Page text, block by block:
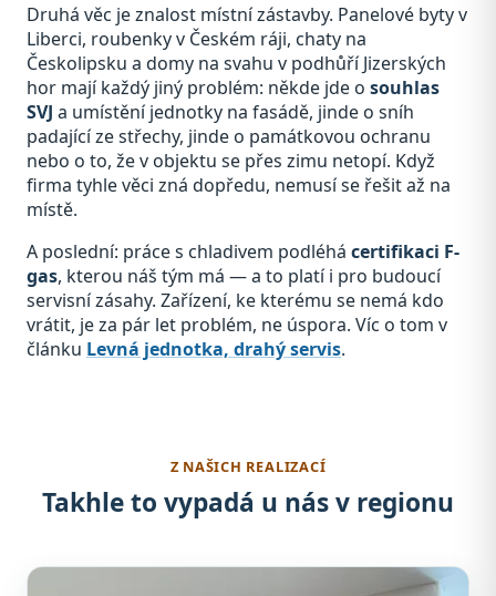
Druhá věc je znalost místní zástavby. Panelové byty v
Liberci, roubenky v Českém ráji, chaty na
Českolipsku a domy na svahu v podhůří Jizerských
hor mají každý jiný problém: někde jde o souhlas
SVJ a umístění jednotky na fasádě, jinde o sníh
padající ze střechy, jinde o památkovou ochranu
nebo o to, že v objektu se přes zimu netopí. Když
firma tyhle věci zná dopředu, nemusí se řešit až na
místě.
A poslední: práce s chladivem podléhá certifikaci F-
gas, kterou náš tým má — a to platí i pro budoucí
servisní zásahy. Zařízení, ke kterému se nemá kdo
vrátit, je za pár let problém, ne úspora. Víc o tom v
článku Levná jednotka, drahý servis.
Z NAŠICH REALIZACÍ
Takhle to vypadá u nás v regionu